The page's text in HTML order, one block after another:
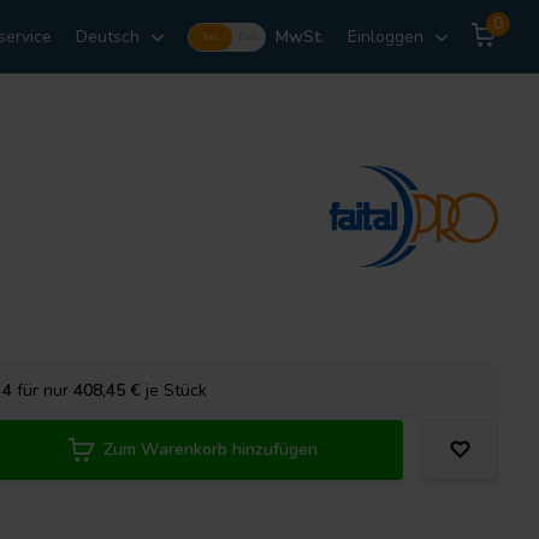
Deutsch Incl. MwSt. Einloggen
0
4 für nur408,45 € je Stück
Zum Warenkorb hinzufügen